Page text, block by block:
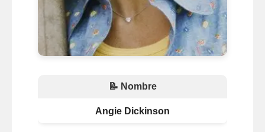
📝 Nombre
Angie Dickinson